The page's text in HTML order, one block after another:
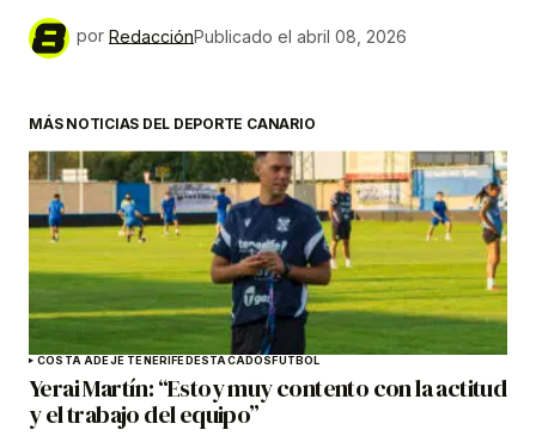
por RedacciónPublicado el abril 08, 2026
MÁS NOTICIAS DEL DEPORTE CANARIO
COSTA ADEJE TENERIFE DESTACADOS FÚTBOL
Yerai Martín: “Estoy muy contento con la actitud
y el trabajo del equipo”